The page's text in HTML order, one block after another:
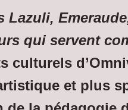
Lazuli,
qui servent
culturels
et plus